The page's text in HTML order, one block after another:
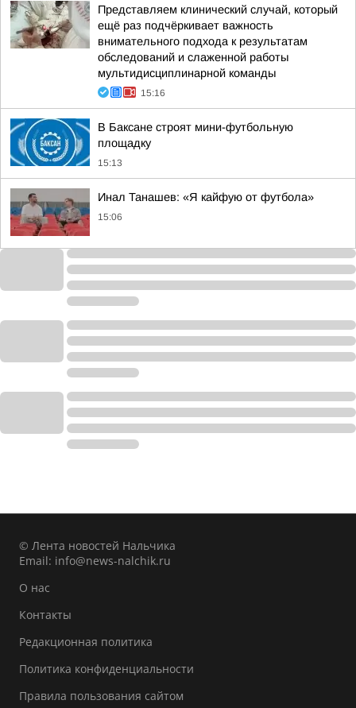
Представляем клинический случай, который
ещё раз подчёркивает важность
внимательного подхода к результатам
обследований и слаженной работы
мультидисциплинарной команды
15:16
В Баксане строят мини-футбольную
площадку
15:13
Инал Танашев: «Я кайфую от футбола»
15:06
© Лента новостей Нальчика
Email: info@news-nalchik.ru
О нас
Контакты
Редакционная политика
Политика конфиденциальности
Правила пользования сайтом